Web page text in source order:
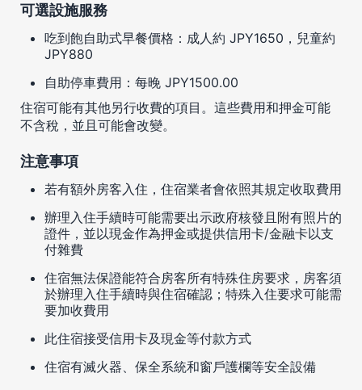
可選設施服務
吃到飽自助式早餐價格：成人約 JPY1650，兒童約
JPY880
自助停車費用：每晚 JPY1500.00
住宿可能有其他另行收費的項目。這些費用和押金可能
不含稅，並且可能會改變。
注意事項
若有額外房客入住，住宿業者會依照其規定收取費用
辦理入住手續時可能需要出示政府核發且附有照片的
證件，並以現金作為押金或提供信用卡/金融卡以支
付雜費
住宿無法保證能符合房客所有特殊住房要求，房客須
於辦理入住手續時與住宿確認；特殊入住要求可能需
要加收費用
此住宿接受信用卡及現金等付款方式
住宿有滅火器、保全系統和窗戶護欄等安全設備